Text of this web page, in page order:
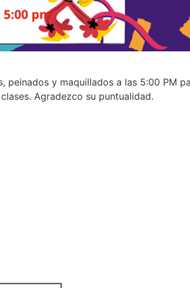
peinados y maquillados a las 5:00 PM
Agradezco su puntualidad.